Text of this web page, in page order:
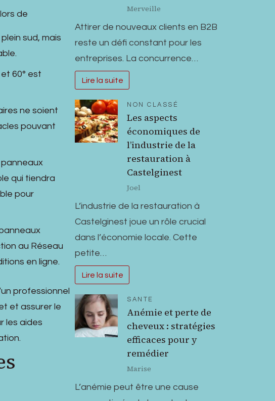
de
sud, mais
60° est
ne soient
pouvant
panneaux
qui tiendra
pour
au Réseau
en ligne.
professionnel
et assurer le
les aides
Merveille
Attirer de nouveaux clients en B2B
reste un défi constant pour les
entreprises. La concurrence…
Lire la suite
NON CLASSÉ
Les aspects
économiques de
l’industrie de la
restauration à
Castelginest
Joel
L’industrie de la restauration à
Castelginest joue un rôle crucial
dans l’économie locale. Cette
petite…
Lire la suite
SANTE
Anémie et perte de
cheveux : stratégies
efficaces pour y
remédier
Marise
L’anémie peut être une cause